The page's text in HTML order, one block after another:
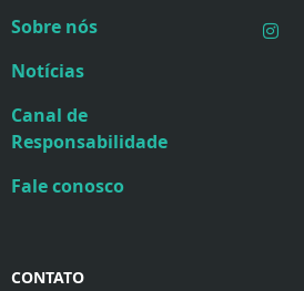
Sobre nós
Notícias
Canal de
Responsabilidade
Fale conosco
CONTATO